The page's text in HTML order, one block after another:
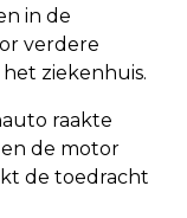
in de
verdere
ziekenhuis.
raakte
de motor
de toedracht